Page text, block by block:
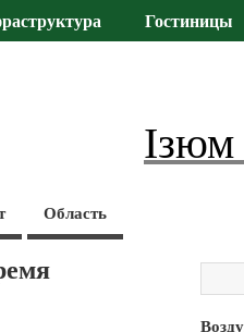
Гостиницы
Ізюм
Область